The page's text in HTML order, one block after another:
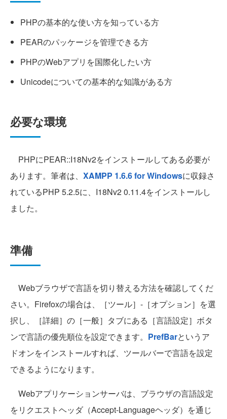
PHPの基本的な使い方を知っている方
PEARのパッケージを管理できる方
PHPのWebアプリを国際化したい方
Unicodeについての基本的な知識がある方
必要な環境
PHPにPEAR::I18Nv2をインストールしてある必要が
あります。筆者は、 XAMPP 1.6.6 for Windowsに収録さ
れているPHP 5.2.5に、I18Nv2 0.11.4をインストールし
ました。
準備
Webブラウザで言語を切り替える方法を確認してくだ
さい。Firefoxの場合は、［ツール］-［オプション］を選
択し、［詳細］の［一般］タブにある［言語設定］ボタ
ンで言語の優先順位を設定できます。 PrefBarというア
ドオンをインストールすれば、ツールバーで言語を設定
できるようになります。
Webアプリケーションサーバは、ブラウザの言語設定
をリクエストヘッダ（Accept-Languageヘッダ）を通じ